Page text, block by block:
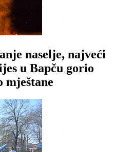
naselje, najveći
u Bapču gorio
mještane